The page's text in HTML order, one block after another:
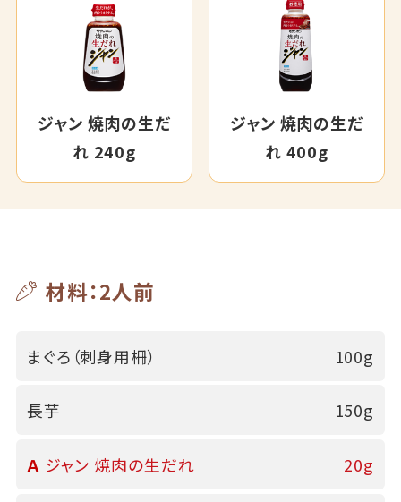
ジャン 焼肉の生だ
れ 240g
ジャン 焼肉の生だ
れ 400g
材料：2人前
まぐろ（刺身用柵） 100g
長芋 150g
Ａ ジャン 焼肉の生だれ 20g